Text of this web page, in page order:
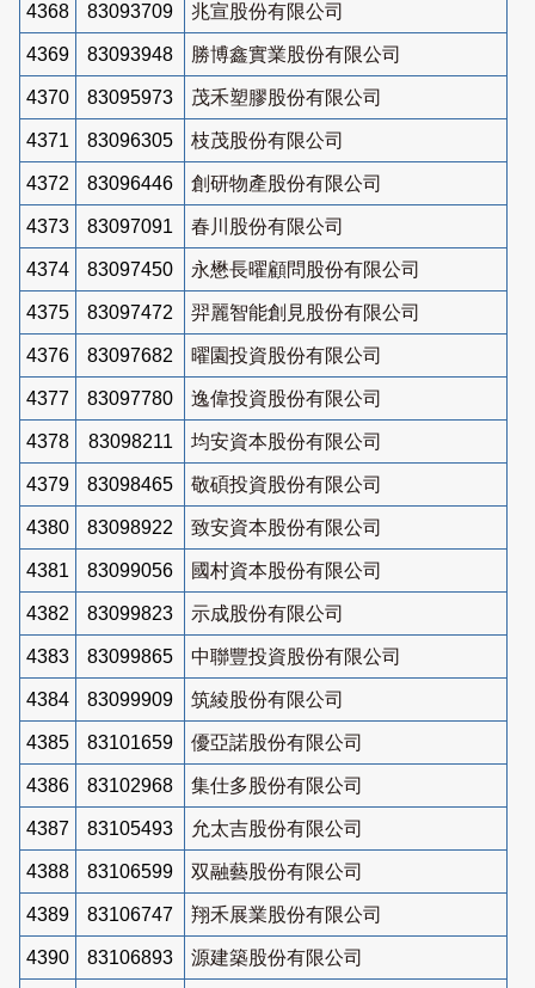
4368 83093709 兆宣股份有限公司
4369 83093948 勝博鑫實業股份有限公司
4370 83095973 茂禾塑膠股份有限公司
4371 83096305 枝茂股份有限公司
4372 83096446 創研物產股份有限公司
4373 83097091 春川股份有限公司
4374 83097450 永懋長曜顧問股份有限公司
4375 83097472 羿麗智能創見股份有限公司
4376 83097682 曜園投資股份有限公司
4377 83097780 逸偉投資股份有限公司
4378 83098211 均安資本股份有限公司
4379 83098465 敬碩投資股份有限公司
4380 83098922 致安資本股份有限公司
4381 83099056 國村資本股份有限公司
4382 83099823 示成股份有限公司
4383 83099865 中聯豐投資股份有限公司
4384 83099909 筑綾股份有限公司
4385 83101659 優亞諾股份有限公司
4386 83102968 集仕多股份有限公司
4387 83105493 允太吉股份有限公司
4388 83106599 双融藝股份有限公司
4389 83106747 翔禾展業股份有限公司
4390 83106893 源建築股份有限公司